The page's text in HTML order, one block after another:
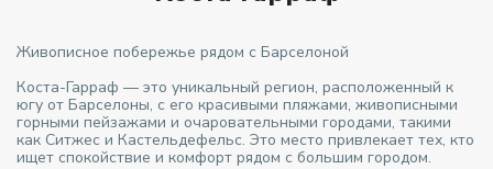
Живописное побережье рядом с Барселоной
Коста-Гарраф — это уникальный регион, расположенный к
югу от Барселоны, с его красивыми пляжами, живописными
горными пейзажами и очаровательными городами, такими
как Ситжес и Кастельдефельс. Это место привлекает тех, кто
ищет спокойствие и комфорт рядом с большим городом.